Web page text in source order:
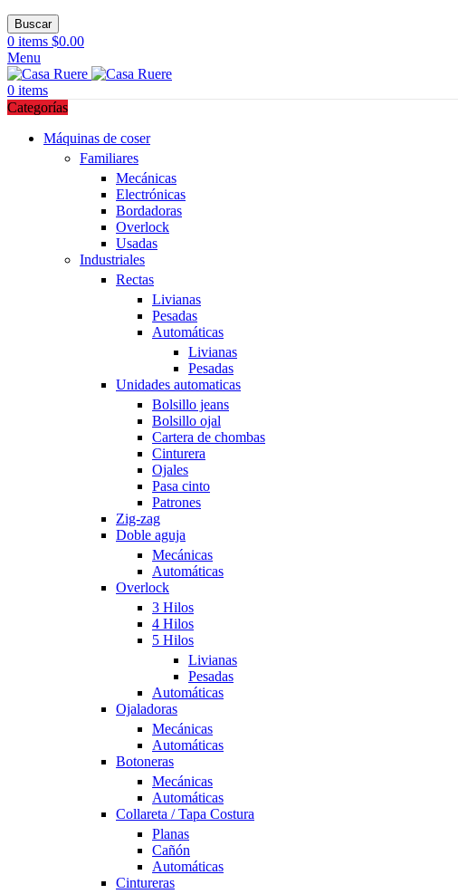
Buscar
0 items $0.00
Menu
0 items
Categorías
Máquinas de coser
Familiares
Mecánicas
Electrónicas
Bordadoras
Overlock
Usadas
Industriales
Rectas
Livianas
Pesadas
Automáticas
Livianas
Pesadas
Unidades automaticas
Bolsillo jeans
Bolsillo ojal
Cartera de chombas
Cinturera
Ojales
Pasa cinto
Patrones
Zig-zag
Doble aguja
Mecánicas
Automáticas
Overlock
3 Hilos
4 Hilos
5 Hilos
Livianas
Pesadas
Automáticas
Ojaladoras
Mecánicas
Automáticas
Botoneras
Mecánicas
Automáticas
Collareta / Tapa Costura
Planas
Cañón
Automáticas
Cintureras